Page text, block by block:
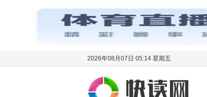
2026年08月07日 05:14 星期五